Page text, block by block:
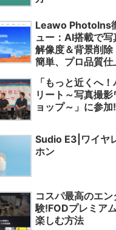
Leawo PhotoIns
ュー：AI搭載で写
解像度＆背景削除
簡単、プロ品質仕
「もっと近くへ
リート～写真撮
ョップ～」に参加!
Sudio E3|ワイヤ
ホン
コスパ最高のエン
験!FODプレミア
楽しむ方法